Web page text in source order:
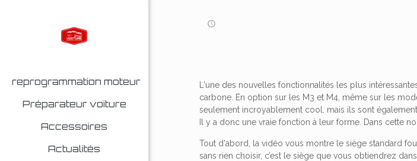
reprogrammation moteur
Préparateur voiture
Accessoires
Actualités
L'une des nouvelles fonctionnalités les plus
carbone. En option sur les M3 et M4, même sur les
seulement incroyablement cool, mais ils sont
Il y a donc une vraie fonction à leur forme. Dans cette
Tout d'abord, la vidéo vous montre le siège standard
sans rien choisir, c’est le siège que vous obtiendrez